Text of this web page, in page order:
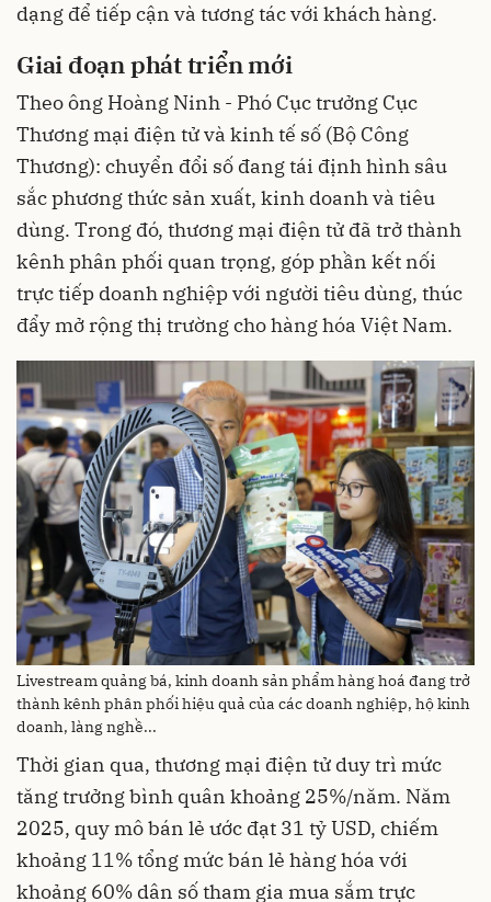
dạng để tiếp cận và tương tác với khách hàng.
Giai đoạn phát triển mới
Theo ông Hoàng Ninh - Phó Cục trưởng Cục
Thương mại điện tử và kinh tế số (Bộ Công
Thương): chuyển đổi số đang tái định hình sâu
sắc phương thức sản xuất, kinh doanh và tiêu
dùng. Trong đó, thương mại điện tử đã trở thành
kênh phân phối quan trọng, góp phần kết nối
trực tiếp doanh nghiệp với người tiêu dùng, thúc
đẩy mở rộng thị trường cho hàng hóa Việt Nam.
Livestream quảng bá, kinh doanh sản phẩm hàng hoá đang trở
thành kênh phân phối hiệu quả của các doanh nghiệp, hộ kinh
doanh, làng nghề...
Thời gian qua, thương mại điện tử duy trì mức
tăng trưởng bình quân khoảng 25%/năm. Năm
2025, quy mô bán lẻ ước đạt 31 tỷ USD, chiếm
khoảng 11% tổng mức bán lẻ hàng hóa với
khoảng 60% dân số tham gia mua sắm trực